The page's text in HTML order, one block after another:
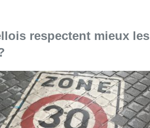
l'article "Les Bruxellois